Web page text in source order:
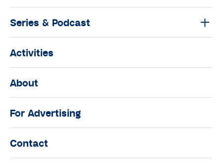
มนุษย์ต่างวัย Talk กับ ประสาน อิง
มนุษย์ต่างวัย Talk กับ ประสาน อิง
คนันท์ EP.6 : คุยกับ “ซุป” วิวัฒน์ วงศ์
ภัทรฐิติ ผู้ที่เชื่อมาตลอดว่า เด็กคือ
ทรัพยากรที่มีค่าที่สุดในประเทศ
Series & Podcast
Activities
About
For Advertising
Contact